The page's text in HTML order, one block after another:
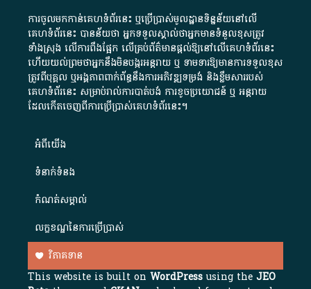
ការចូលមកកាន់គេហទំព័រនេះ ឬប្រើប្រាស់មូលដ្ឋានទិន្នន័យនៅលើ
គេហទំព័រនេះ បានន័យថា អ្នកទទួលស្គាល់ថាអ្នកមានទំនួលខុសត្រូវ
ទាំងស្រុង លើការពឹងផ្អែក លើគ្រប់ព័ត៌មានផ្តល់ឱ្យនៅលើគេហទំព័រនេះ
ហើយយល់ព្រមថាអ្នកនឹងមិនបង្ករអន្តរាយ ឬ ទាមទារ​ឱ្យមានការទទួលខុស​
ត្រូវពីបុគ្គល ឬអង្គភាពពាក់ព័ន្ធនឹងការអភិវឌ្ឍទម្រង់ និងខ្លឹមសាររបស់
គេហទំព័រនេះ សម្រាប់រាល់ការបាត់បង់ ការខូចប្រយោជន៍ ឬ អន្តរាយ
ដែលកើតចេញពីការប្រើប្រាស់គេហទំព័រនេះ។
អំពី​យើង​
ទំនាក់ទំនង
កំណត់សម្គាល់
លក្ខខណ្ឌនៃការប្រើប្រាស់
វិភាគទាន
This website is built onWordPressusing theJEO